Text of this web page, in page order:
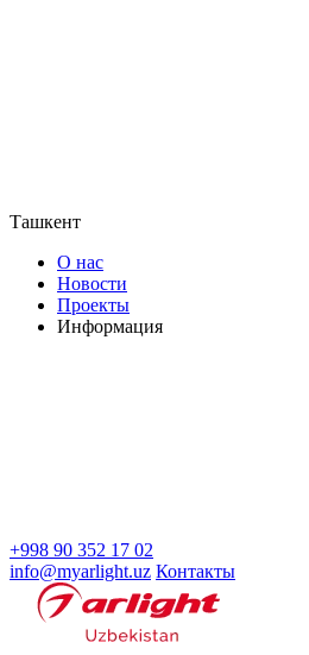
Ташкент
О нас
Новости
Проекты
Информация
+998 90 352 17 02
info@myarlight.uz Контакты